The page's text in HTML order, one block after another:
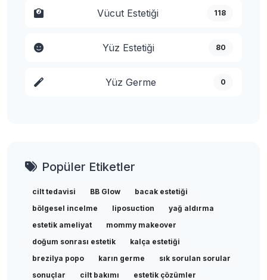
Vücut Estetiği 118
Yüz Estetiği 80
Yüz Germe 0
Popüler Etiketler
cilt tedavisi BB Glow
bacak estetiği
bölgesel incelme
liposuction
yağ aldırma
estetik ameliyat
mommy makeover
doğum sonrası estetik
kalça estetiği
brezilya popo
karın germe
sık sorulan sorular
sonuçlar
cilt bakımı
estetik çözümler